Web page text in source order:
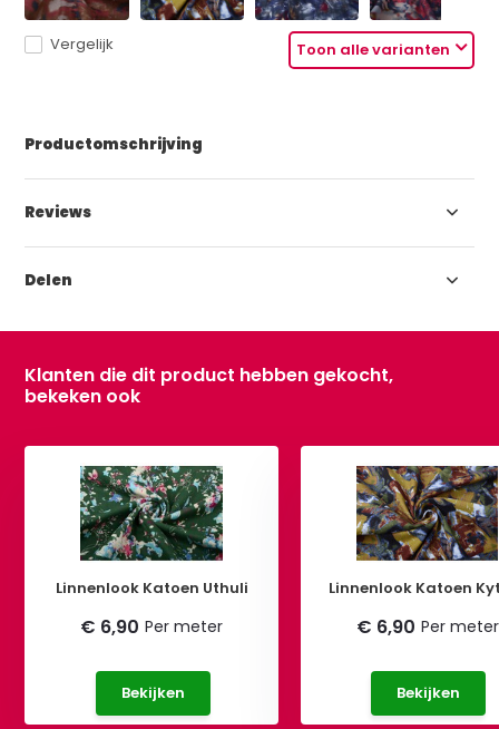
Toon alle varianten
Vergelijk
Productomschrijving
Reviews
Delen
Klanten die dit product hebben gekocht,
bekeken ook
Linnenlook Katoen Uthuli
€ 6,90 Per meter
Bekijken
Linnenlook Katoen
€ 6,90 Per meter
Bekijken